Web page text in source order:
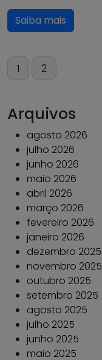
Saiba mais
Paginação
posts
1 2
Arquivos
agosto 2026
julho 2026
junho 2026
maio 2026
abril 2026
março 2026
fevereiro 2026
janeiro 2026
dezembro 2025
novembro 2025
outubro 2025
setembro 2025
agosto 2025
julho 2025
junho 2025
maio 2025